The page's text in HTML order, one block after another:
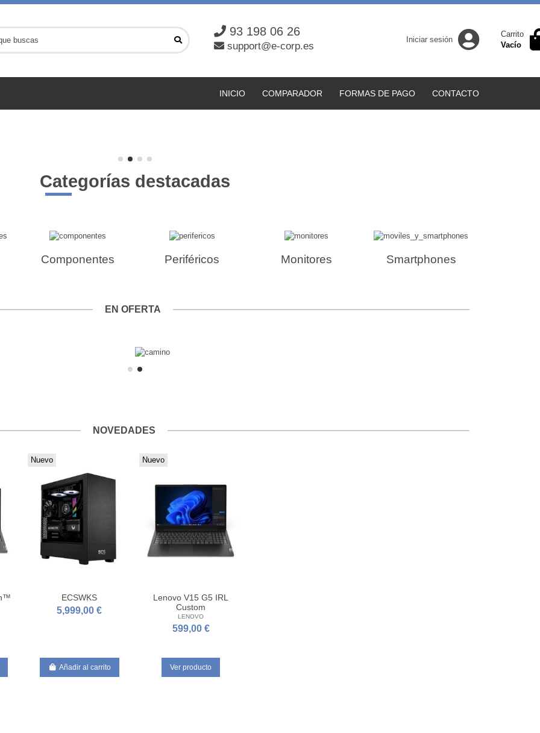
93 198 06 26
support@e-corp.es
Iniciar sesión
Carrito
Vacío
CONTACTO
FORMAS DE PAGO
COMPARADOR
INICIO
Categorías destacadas
Componentes Periféricos Monitores Smartphones
EN OFERTA
NOVEDADES
Nuevo
ECSWKS
5,999,00 €
Añadir al carrito
Nuevo
Lenovo V15 G5 IRL
Custom
LENOVO
599,00 €
Ver producto